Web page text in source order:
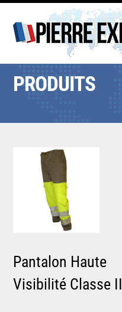
PRODUITS
Pantalon Haute
Visibilité Classe II